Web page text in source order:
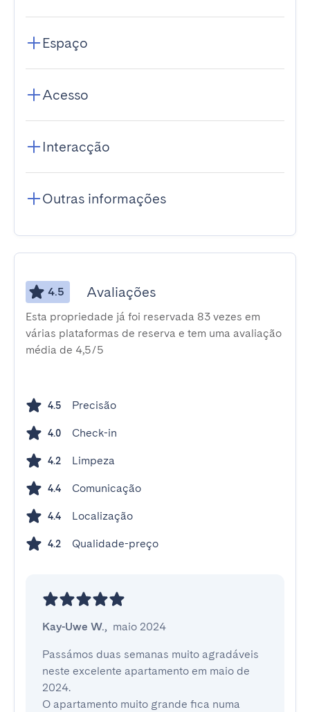
Espaço
Acesso
Interacção
Outras informações
4.5 Avaliações
Esta propriedade já foi reservada 83 vezes em
várias plataformas de reserva e tem uma avaliação
média de 4,5/5
4.5 Precisão
4.0 Check-in
4.2 Limpeza
4.4 Comunicação
4.4 Localização
4.2 Qualidade-preço
Kay-Uwe W., maio 2024
Passámos duas semanas muito agradáveis
neste excelente apartamento em maio de
2024.
O apartamento muito grande fica numa